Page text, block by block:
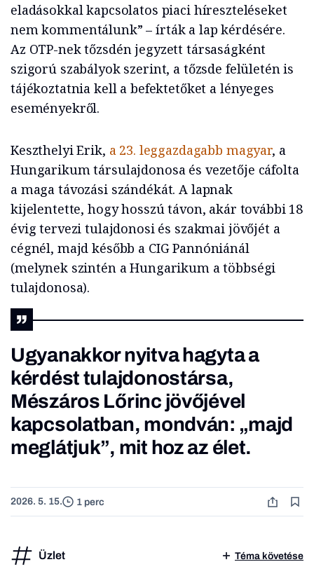
eladásokkal kapcsolatos piaci híreszteléseket
nem kommentálunk” – írták a lap kérdésére.
Az OTP-nek tőzsdén jegyzett társaságként
szigorú szabályok szerint, a tőzsde felületén is
tájékoztatnia kell a befektetőket a lényeges
eseményekről.
Keszthelyi Erik, a 23. leggazdagabb magyar, a
Hungarikum társulajdonosa és vezetője cáfolta
a maga távozási szándékát. A lapnak
kijelentette, hogy hosszú távon, akár további 18
évig tervezi tulajdonosi és szakmai jövőjét a
cégnél, majd később a CIG Pannóniánál
(melynek szintén a Hungarikum a többségi
tulajdonosa).
Ugyanakkor nyitva hagyta a
kérdést tulajdonostársa,
Mészáros Lőrinc jövőjével
kapcsolatban, mondván: „majd
meglátjuk”, mit hoz az élet.
2026. 5. 15. 1 perc
Üzlet Téma követése